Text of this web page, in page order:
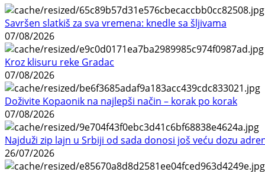
Savršen slatkiš za sva vremena: knedle sa šljivama
07/08/2026
Kroz klisuru reke Gradac
07/08/2026
Doživite Kopaonik na najlepši način – korak po korak
07/08/2026
Najduži zip lajn u Srbiji od sada donosi još veću dozu
26/07/2026